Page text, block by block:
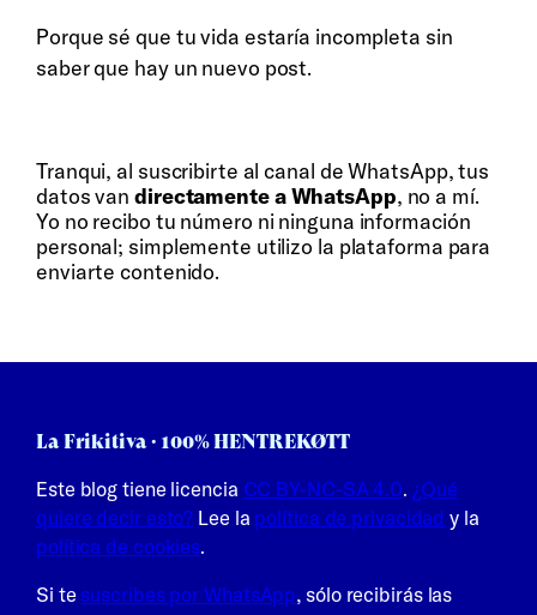
Porque sé que tu vida estaría incompleta sin
saber que hay un nuevo post.
Tranqui, al suscribirte al canal de WhatsApp, tus
datos vandirectamente a WhatsApp, no a mí.
Yo no recibo tu número ni ninguna información
personal; simplemente utilizo la plataforma para
enviarte contenido.
La Frikitiva · 100% HENTREKØTT
Este blog tiene licencia CC BY-NC-SA 4.0. ¿Qué
quiere decir esto? Lee la política de privacidad y la
política de cookies.
Si te suscribes por WhatsApp, sólo recibirás las